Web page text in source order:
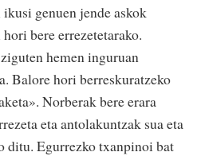
genuen jende askok
bere errezetetarako.
hemen inguruan
Balore hori berreskuratzeko
Norberak bere erara
eta antolakuntzak sua eta
Egurrezko txanpinoi bat